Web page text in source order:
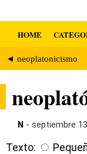
HOME
◄ neoplatonicismo
N - septiembre
Texto: